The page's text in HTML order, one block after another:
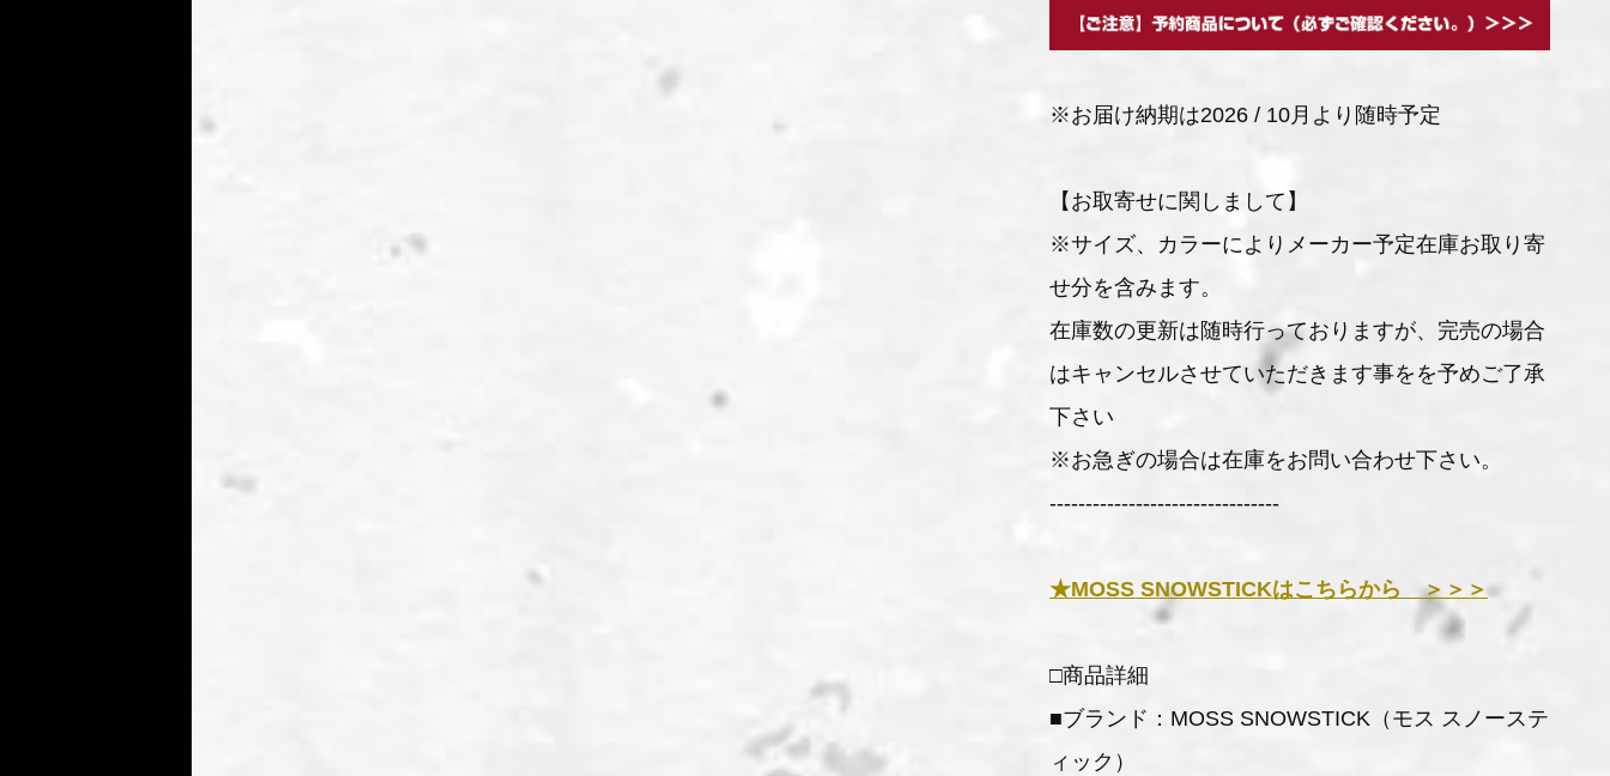
※お届け納期は2026 / 10月より随時予定
【お取寄せに関しまして】
※サイズ、カラーによりメーカー予定在庫お取り寄
せ分を含みます。
在庫数の更新は随時行っておりますが、完売の場合
はキャンセルさせていただきます事をを予めご了承
下さい
※お急ぎの場合は在庫をお問い合わせ下さい。
--------------------------------
★MOSS SNOWSTICKはこちらから ＞＞＞
□商品詳細
■ブランド：MOSS SNOWSTICK（モス スノーステ
ィック）